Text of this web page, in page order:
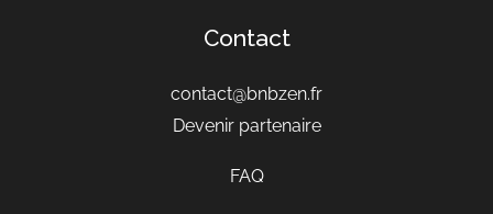
Contact
contact@bnbzen.fr
Devenir partenaire
FAQ